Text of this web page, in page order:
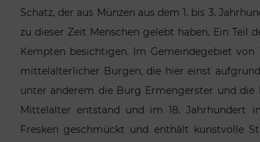
Schatz, der aus Münzen aus dem 1. bis 3.
zu dieser Zeit Menschen gelebt haben. Ein Teil
Kempten besichtigen. Im Gemeindegebiet
mittelalterlicher Burgen, die hier einst
unter anderem die Burg Ermengerster und die
Mittelalter entstand und im 18. Jahrhundert
Fresken geschmückt und enthält kunstvolle